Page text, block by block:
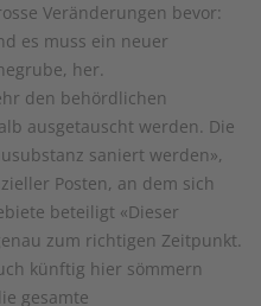
Veränderungen bevor:
es muss ein neuer
her.
den behördlichen
ausgetauscht werden. Die
saniert werden»,
Posten, an dem sich
beteiligt «Dieser
zum richtigen Zeitpunkt.
künftig hier sömmern
gesamte